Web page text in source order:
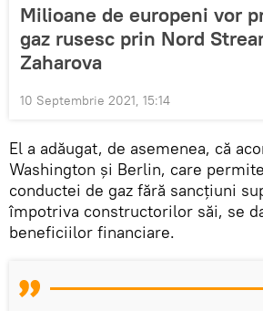
Milioane de europeni vor
gaz rusesc prin Nord
Zaharova
10 Septembrie 2021, 15:14
El a adăugat, de asemenea, că
Washington și Berlin, care
conductei de gaz fără sancțiuni
împotriva constructorilor săi, se
beneficiilor financiare.